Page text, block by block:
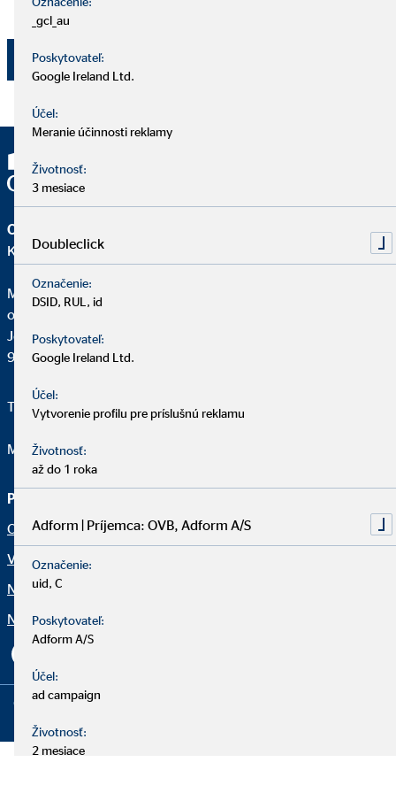
Bratislava - mestská časť Nové Mesto.
Odoslať
OVB Allfinanz Slovensko a.s.
Kancelária | Sereď
Michal Balko
okresný vedúci pre OVB
Jesenského 1111/41
926 01 Sereď
Telefon: 421 917 734 727
Mail:balkomichal@ovbmail.eu
Právne upozornenia
Ochrana osobných údajov
Vyhlásenie o prístupnosti
Netiketa
Nastavenia súborov cookie
Copyright © 2026 by OVB Allfinanz Slovensko a.s. | All Rights
_gcl_au
Poskytovateľ:
Google Ireland Ltd.
Účel:
Meranie účinnosti reklamy
Životnosť:
3 mesiace
Doubleclick
Označenie:
DSID, RUL, id
Poskytovateľ:
Google Ireland Ltd.
Účel:
Vytvorenie profilu pre príslušnú reklamu
Životnosť:
až do 1 roka
Adform | Príjemca: OVB, Adform A/S
Označenie:
uid, C
Poskytovateľ:
Adform A/S
Účel:
ad campaign
Životnosť:
2 mesiace